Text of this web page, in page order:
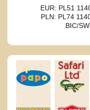
EUR: PL51
PLN: PL74
BIC/